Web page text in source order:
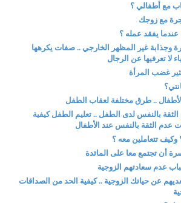
مع أطفالي ؟
مع زوجك
يفقد عمله ؟
وجذابة غير المظهر الخارجي .. صفات يكرهها
لا تعرفيها عن الرجال
.. طرق مختلفة لعقاب الطفل
بالنفس لدى الطفل .. تعليم الطفل كيفية
عدم الثقة بالنفس عند الأطفال
وكيف تتعاملين معه ؟
أن تجتمع معا على المائدة
عدم سعادتهم الزوجية
عن حياتك الزوجية .. كيفية الحد من الصداقات